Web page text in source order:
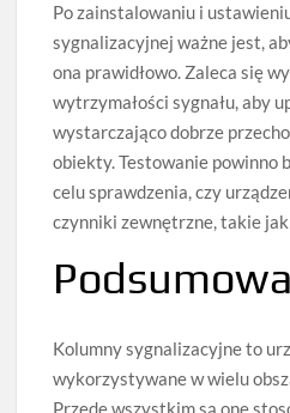
Po zainstalowaniu i
sygnalizacyjnej ważne jest,
ona prawidłowo. Zaleca się
wytrzymałości sygnału, aby
wystarczająco dobrze
obiekty. Testowanie powinno
celu sprawdzenia, czy
czynniki zewnętrzne, takie
Kolumny sygnalizacyjne to
wykorzystywane w wielu
Przede wszystkim są one